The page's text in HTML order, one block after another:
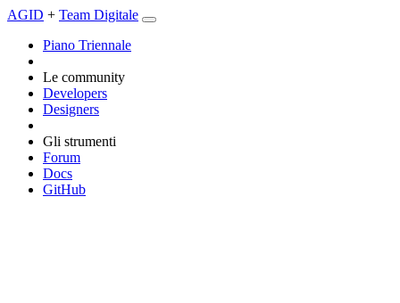
AGID + Team Digitale
Piano Triennale
Le community
Developers
Designers
Gli strumenti
Forum
Docs
GitHub